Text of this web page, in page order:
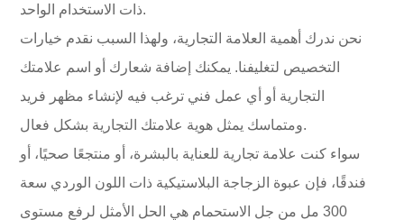
ذات الاستخدام الواحد.
نحن ندرك أهمية العلامة التجارية، ولهذا السبب نقدم خيارات
التخصيص لتغليفنا. يمكنك إضافة شعارك أو اسم علامتك
التجارية أو أي عمل فني ترغب فيه لإنشاء مظهر فريد
ومتماسك يمثل هوية علامتك التجارية بشكل فعال.
سواء كنت علامة تجارية للعناية بالبشرة، أو منتجعًا صحيًا، أو
فندقًا، فإن عبوة الزجاجة البلاستيكية ذات اللون الوردي سعة
300 مل من جل الاستحمام هي الحل الأمثل لرفع مستوى